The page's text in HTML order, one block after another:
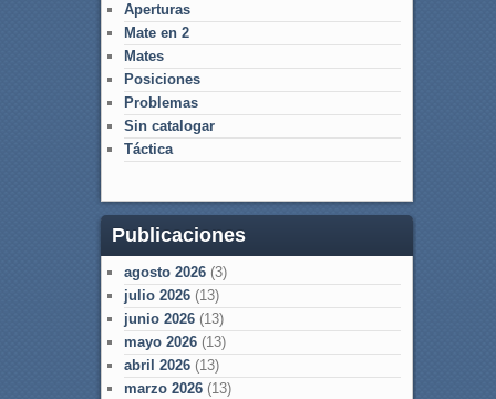
Aperturas
Mate en 2
Mates
Posiciones
Problemas
Sin catalogar
Táctica
Publicaciones
agosto 2026(3)
julio 2026(13)
junio 2026(13)
mayo 2026(13)
abril 2026(13)
marzo 2026(13)